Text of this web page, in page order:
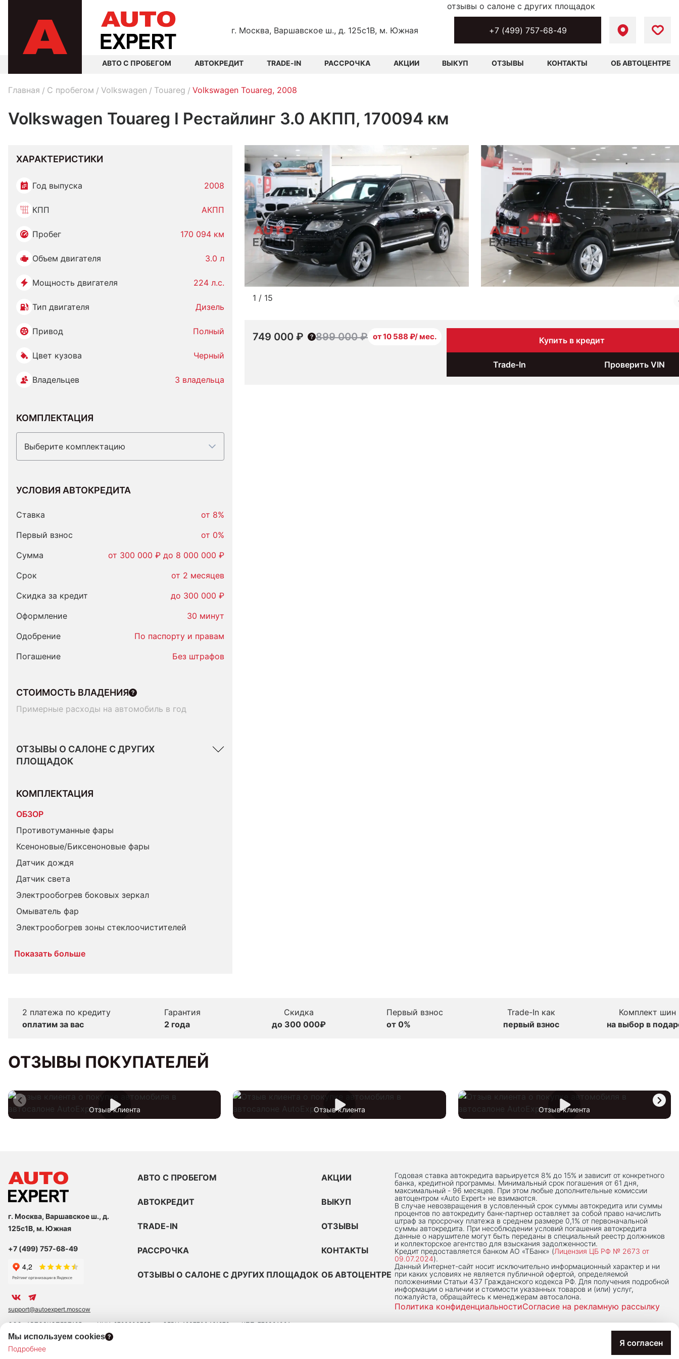
г. Москва, Варшавское ш., д. 125с1В, м. Южная +7 (499) 757-68-49
АВТО С ПРОБЕГОМ АВТОКРЕДИТ TRADE-IN РАССРОЧКА АКЦИИ ВЫКУП ОТЗЫВЫ КОНТАКТЫ ОБ АВТОЦЕНТРЕ
отзывы о салоне с других площадок
Главная C пробегом Volkswagen Touareg Volkswagen Touareg, 2008
Volkswagen Touareg I Рестайлинг 3.0 АКПП, 170094 км
ХАРАКТЕРИСТИКИ
Год выпуска 2008
КПП АКПП
Пробег 170 094 км
Объем двигателя 3.0 л
Мощность двигателя 224 л.с.
Тип двигателя Дизель
Привод Полный
Цвет кузова Черный
Владельцев 3 владельца
КОМПЛЕКТАЦИЯ
Выберите комплектацию
УСЛОВИЯ АВТОКРЕДИТА
Ставка
от 8%
Первый взнос
от 0%
Сумма
от 300 000 ₽ до 8 000 000 ₽
Срок
от 2 месяцев
Скидка за кредит
до 300 000 ₽
Оформление
30 минут
Одобрение
По паспорту и правам
Погашение
Без штрафов
СТОИМОСТЬ ВЛАДЕНИЯ
Примерные расходы на автомобиль в год
ОТЗЫВЫ О САЛОНЕ С ДРУГИХ
ПЛОЩАДОК
КОМПЛЕКТАЦИЯ
ОБЗОР
Противотуманные фары
Ксеноновые/Биксеноновые фары
Датчик дождя
Датчик света
Электрообогрев боковых зеркал
Омыватель фар
Электрообогрев зоны стеклоочистителей
Показать больше
1 / 15
749 000 ₽ 899 000 ₽ от 10 588 ₽/ мес. Купить в кредит
Trade-In Проверить VIN
2 платежа по кредиту
оплатим за вас
Гарантия
2 года
Скидка
до 300 000₽
Первый взнос
от 0%
Trade-In как
первый взнос
Комплект шин
на выбор в
ОТЗЫВЫ ПОКУПАТЕЛЕЙ
Отзыв клиента Отзыв клиента Отзыв клиента
Мы используем cookies
Подробнее
Я согласен
г. Москва, Варшавское ш., д.
125с1В, м. Южная
+7 (499) 757-68-49
support@autoexpert.moscow
АВТО С ПРОБЕГОМ
АВТОКРЕДИТ
TRADE-IN
РАССРОЧКА
ОТЗЫВЫ О САЛОНЕ С ДРУГИХ ПЛОЩАДОК
АКЦИИ
ВЫКУП
ОТЗЫВЫ
КОНТАКТЫ
ОБ АВТОЦЕНТРЕ
Годовая ставка автокредита варьируется 8% до 15% и зависит от конкретного
банка, кредитной программы. Минимальный срок погашения от 61 дня,
максимальный - 96 месяцев. При этом любые дополнительные комиссии
автоцентром «Auto Expert» не взимаются.
В случае невозвращения в условленный срок суммы автокредита или суммы
процентов по автокредиту банк-партнер оставляет за собой право начислить
штраф за просрочку платежа в среднем размере 0,1% от первоначальной
суммы автокредита. При несоблюдении условий погашения автокредита
данные о нарушителе могут быть переданы в специальный реестр должников
и коллекторское агентство для взыскания задолженности.
Кредит предоставляется банком АО «ТБанк» (Лицензия ЦБ РФ № 2673 от
09.07.2024).
Данный Интернет-сaйт носит исключительно информационный характер и ни
при каких условиях не является публичной офертой, определяемой
положениями Статьи 437 Гражданского кодекса РФ. Для получения подробной
информации о наличии и стоимости указанных товаров и (или) услуг,
пожалуйста, обращайтесь к менеджерам автосалона.
Политика конфиденциальностиСогласие на рекламную рассылку
ООО «АВТОЭКСПЕРТ125» ИНН: 9723203785 ОГРН: 1237700461272
КПП: 772301001
ЮРИДИЧЕСКИЙ АДРЕС: 109390 ГОР. МОСКВА, УЛ. ЛЮБЛИНСКАЯ, Д. 47, ПОМ. 2/Н